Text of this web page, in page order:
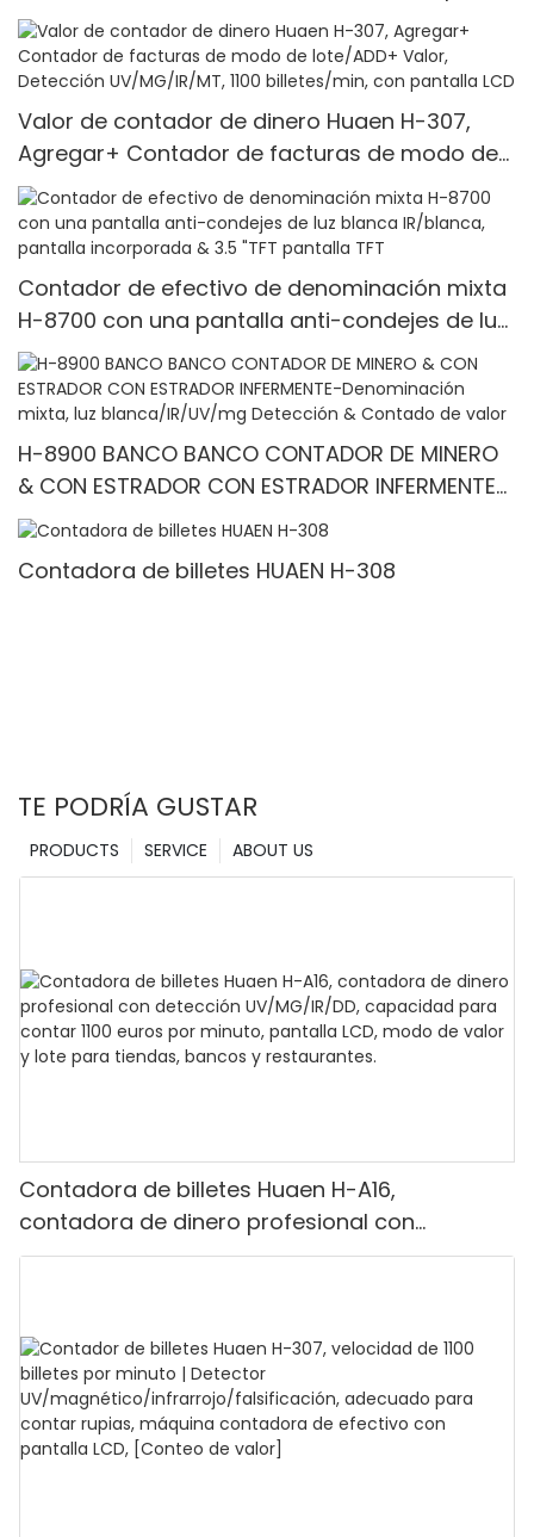
Valor de contador de dinero Huaen H-307,
Agregar+ Contador de facturas de modo de
lote/ADD+ Valor, Detección UV/MG/IR/MT, 1100
billetes/min, con pantalla LCD
Contador de efectivo de denominación mixta
H-8700 con una pantalla anti-condejes de luz
blanca IR/blanca, pantalla incorporada & 3.5
"TFT pantalla TFT
H-8900 BANCO BANCO CONTADOR DE MINERO
& CON ESTRADOR CON ESTRADOR INFERMENTE-
Denominación mixta, luz blanca/IR/UV/mg
Contadora de billetes HUAEN H-308
TE PODRÍA GUSTAR
ABOUT US
SERVICE
PRODUCTS
Contadora de billetes Huaen H-A16,
contadora de dinero profesional con
detección UV/MG/IR/DD, capacidad para
restaurantes.